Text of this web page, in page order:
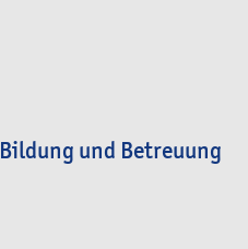
Bildung und Betreuung